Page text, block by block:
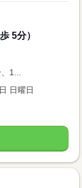
5分）
1...
日曜日